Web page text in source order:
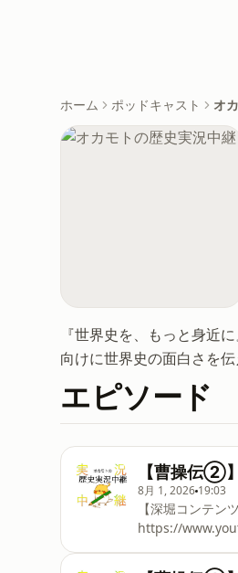
ホーム ポッドキャスト オ
『世界史を、もっと身近
向けに世界史の面白さを
エピソード
【曹操伝②
8月 1, 2026 19:03
【深堀コンテ
https://
https://